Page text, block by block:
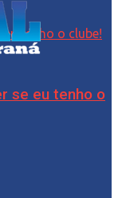
se eu tenho o